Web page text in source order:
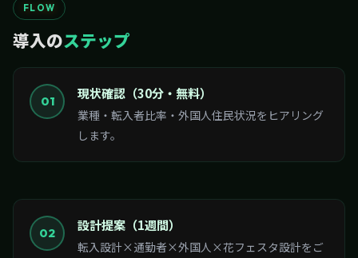
FLOW
導入のステップ
01 現状確認（30分・無料）
業種・転入者比率・外国人住民状況をヒアリング
します。
02 設計提案（1週間）
転入設計×通勤者×外国人×花フェスタ設計をご